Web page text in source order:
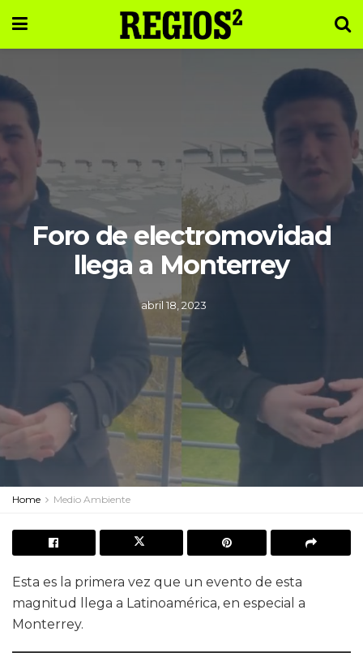
Foro de electromovidad
llega a Monterrey
abril 18, 2023
Home Medio Ambiente
Esta es la primera vez que un evento de esta
magnitud llega a Latinoamérica, en especial a
Monterrey.